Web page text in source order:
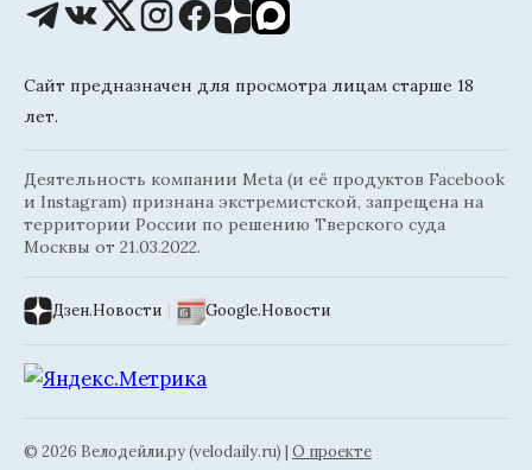
Сайт предназначен для просмотра лицам старше 18
лет.
Деятельность компании Meta (и её продуктов Facebook
и Instagram) признана экстремистской, запрещена на
территории России по решению Тверского суда
Москвы от 21.03.2022.
Дзен.Новости | Google.Новости
© 2026 Велодейли.ру (velodaily.ru) | О проекте